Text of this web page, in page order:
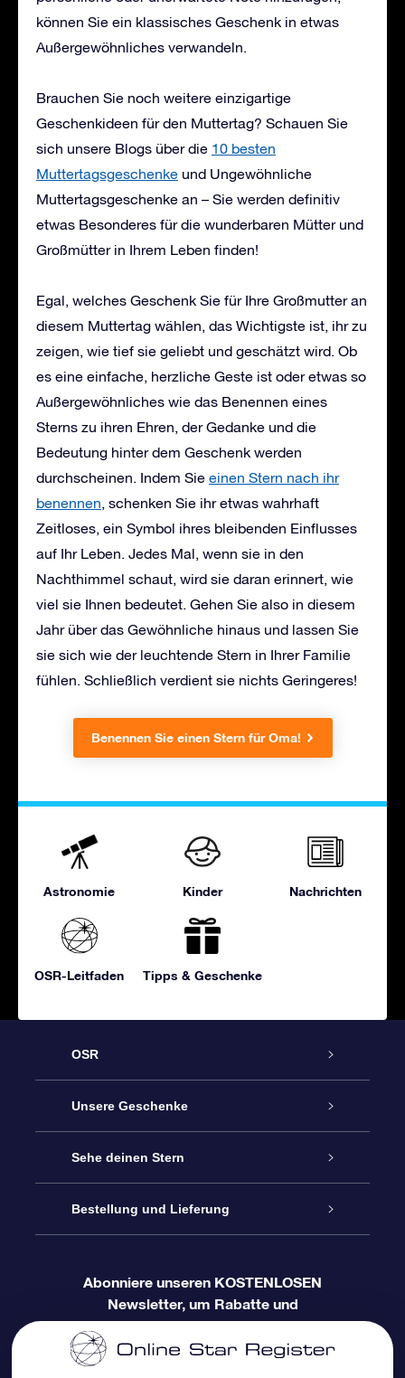
können Sie ein klassisches Geschenk in etwas
Außergewöhnliches verwandeln.
Brauchen Sie noch weitere einzigartige
Geschenkideen für den Muttertag? Schauen Sie
sich unsere Blogs über die 10 besten
Muttertagsgeschenke und Ungewöhnliche
Muttertagsgeschenke an – Sie werden definitiv
etwas Besonderes für die wunderbaren Mütter und
Großmütter in Ihrem Leben finden!
Egal, welches Geschenk Sie für Ihre Großmutter an
diesem Muttertag wählen, das Wichtigste ist, ihr zu
zeigen, wie tief sie geliebt und geschätzt wird. Ob
es eine einfache, herzliche Geste ist oder etwas so
Außergewöhnliches wie das Benennen eines
Sterns zu ihren Ehren, der Gedanke und die
Bedeutung hinter dem Geschenk werden
durchscheinen. Indem Sie einen Stern nach ihr
benennen, schenken Sie ihr etwas wahrhaft
Zeitloses, ein Symbol ihres bleibenden Einflusses
auf Ihr Leben. Jedes Mal, wenn sie in den
Nachthimmel schaut, wird sie daran erinnert, wie
viel sie Ihnen bedeutet. Gehen Sie also in diesem
Jahr über das Gewöhnliche hinaus und lassen Sie
sie sich wie der leuchtende Stern in Ihrer Familie
fühlen. Schließlich verdient sie nichts Geringeres!
Benennen Sie einen Stern für Oma!
Astronomie Kinder Nachrichten
OSR-Leitfaden Tipps & Geschenke
OSR
Service
Kontakt
Blog
Unsere Geschenke
Sterne schenken
OSR-Geschenkpaket
OSR-Geschenkgutschein
Firmengeschenke
Sehe deinen Stern
Sternregister
Personalisierte Sternseite
One Million Stars
Bestellung und Lieferung
Zahlungsinformationen
Versandinformationen
Abonniere unseren KOSTENLOSEN
Newsletter, um Rabatte und
Produktneuigkeiten zu erhalten